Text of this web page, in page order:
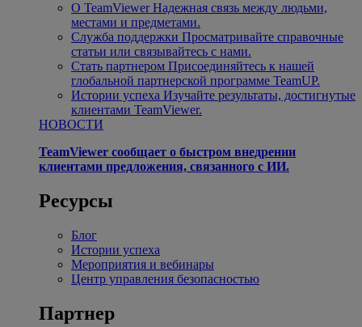
О TeamViewer Надежная связь между людьми,
местами и предметами.
Служба поддержки Просматривайте справочные
статьи или связывайтесь с нами.
Стать партнером Присоединяйтесь к нашей
глобальной партнерской программе TeamUP.
Истории успеха Изучайте результаты, достигнутые
клиентами TeamViewer.
НОВОСТИ
TeamViewer сообщает о быстром внедрении
клиентами предложения, связанного с ИИ.
Ресурсы
Блог
Истории успеха
Мероприятия и вебинары
Центр управления безопасностью
Партнер